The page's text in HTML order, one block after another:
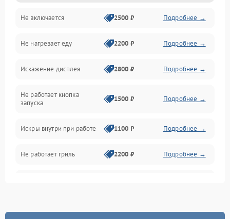
Механика и внутренние элементы
Механические повреждения
Питание и запуск
Нагрев и приготовление
Программное обеспечение
Не включается 2500 ₽ Подробнее →
Не нагревает еду 2200 ₽ Подробнее →
Искажение дисплея 2800 ₽ Подробнее →
Не работает кнопка
запуска
1500 ₽ Подробнее →
Искры внутри при работе 1100 ₽ Подробнее →
Не работает гриль 2200 ₽ Подробнее →
Появление запаха гари 2400 ₽ Подробнее →